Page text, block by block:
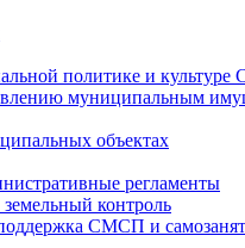
политике и культуре
муниципальным
объектах
регламенты
контроль
СМСП и